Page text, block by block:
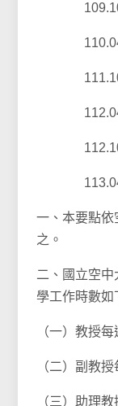
一、本要點依
之。
二、國立空
學工作時數如
（一）教授
（二）副教
（三）助理